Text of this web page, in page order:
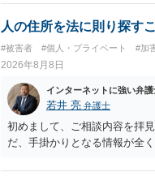
ていない何らかの背景事情が
とは不適当と思われますので
人の住所を法に則り探す
#被害者 #個人・プライベート #加
2026年8月8日
インターネットに強い弁護
若井 亮 弁護士
初めまして、ご相談内容を拝
だ、手掛かりとなる情報が全